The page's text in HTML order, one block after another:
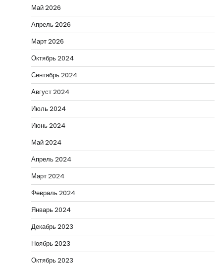
Май 2026
Апрель 2026
Март 2026
Октябрь 2024
Сентябрь 2024
Август 2024
Июль 2024
Июнь 2024
Май 2024
Апрель 2024
Март 2024
Февраль 2024
Январь 2024
Декабрь 2023
Ноябрь 2023
Октябрь 2023